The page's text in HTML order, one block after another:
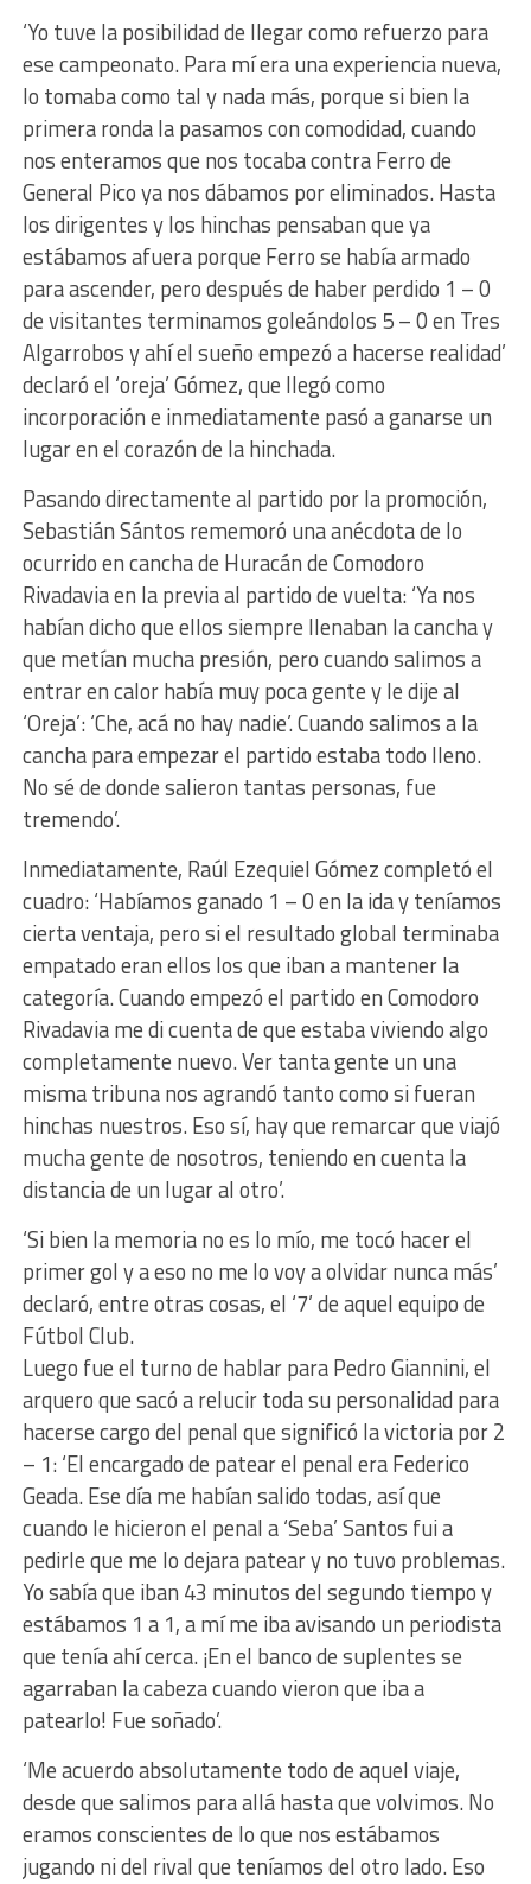
‘Yo tuve la posibilidad de llegar como refuerzo para
ese campeonato. Para mí era una experiencia nueva,
lo tomaba como tal y nada más, porque si bien la
primera ronda la pasamos con comodidad, cuando
nos enteramos que nos tocaba contra Ferro de
General Pico ya nos dábamos por eliminados. Hasta
los dirigentes y los hinchas pensaban que ya
estábamos afuera porque Ferro se había armado
para ascender, pero después de haber perdido 1 – 0
de visitantes terminamos goleándolos 5 – 0 en Tres
Algarrobos y ahí el sueño empezó a hacerse realidad’
declaró el ‘oreja’ Gómez, que llegó como
incorporación e inmediatamente pasó a ganarse un
lugar en el corazón de la hinchada.
Pasando directamente al partido por la promoción,
Sebastián Sántos rememoró una anécdota de lo
ocurrido en cancha de Huracán de Comodoro
Rivadavia en la previa al partido de vuelta: ‘Ya nos
habían dicho que ellos siempre llenaban la cancha y
que metían mucha presión, pero cuando salimos a
entrar en calor había muy poca gente y le dije al
‘Oreja’: ‘Che, acá no hay nadie’. Cuando salimos a la
cancha para empezar el partido estaba todo lleno.
No sé de donde salieron tantas personas, fue
tremendo’.
Inmediatamente, Raúl Ezequiel Gómez completó el
cuadro: ‘Habíamos ganado 1 – 0 en la ida y teníamos
cierta ventaja, pero si el resultado global terminaba
empatado eran ellos los que iban a mantener la
categoría. Cuando empezó el partido en Comodoro
Rivadavia me di cuenta de que estaba viviendo algo
completamente nuevo. Ver tanta gente un una
misma tribuna nos agrandó tanto como si fueran
hinchas nuestros. Eso sí, hay que remarcar que viajó
mucha gente de nosotros, teniendo en cuenta la
distancia de un lugar al otro’.
‘Si bien la memoria no es lo mío, me tocó hacer el
primer gol y a eso no me lo voy a olvidar nunca más’
declaró, entre otras cosas, el ‘7’ de aquel equipo de
Fútbol Club.
Luego fue el turno de hablar para Pedro Giannini, el
arquero que sacó a relucir toda su personalidad para
hacerse cargo del penal que significó la victoria por 2
– 1: ‘El encargado de patear el penal era Federico
Geada. Ese día me habían salido todas, así que
cuando le hicieron el penal a ‘Seba’ Santos fui a
pedirle que me lo dejara patear y no tuvo problemas.
Yo sabía que iban 43 minutos del segundo tiempo y
estábamos 1 a 1, a mí me iba avisando un periodista
que tenía ahí cerca. ¡En el banco de suplentes se
agarraban la cabeza cuando vieron que iba a
patearlo! Fue soñado’.
‘Me acuerdo absolutamente todo de aquel viaje,
desde que salimos para allá hasta que volvimos. No
eramos conscientes de lo que nos estábamos
jugando ni del rival que teníamos del otro lado. Eso